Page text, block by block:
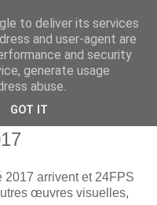
2017 arrivent et 24FPS
œuvres visuelles,
to deliver its services
and user-agent are
and security
generate usage
abuse.
GOT IT